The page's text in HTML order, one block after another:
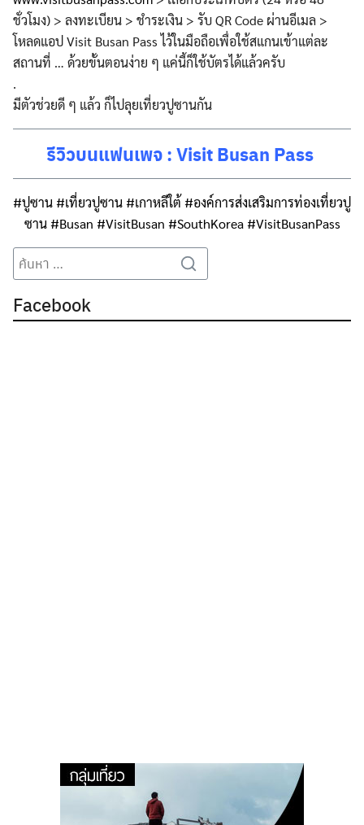
Search
for: Search
ชั่วโมง) > ลงทะเบียน > ชำระเงิน > รับ QR Code ผ่านอีเมล >
โหลดแอป Visit Busan Pass ไว้ในมือถือเพื่อใช้สแกนเข้าแต่ละ
สถานที่ … ด้วยขั้นตอนง่าย ๆ แค่นี้ก็ใช้บัตรได้แล้วครับ
.
มีตัวช่วยดี ๆ แล้ว ก็ไปลุยเที่ยวปูซานกัน
รีวิวบนแฟนเพจ : Visit Busan Pass
#ปูซาน#เที่ยวปูซาน#เกาหลีใต้#องค์การส่งเสริมการท่องเที่ยวปู
ซาน #Busan #VisitBusan #SouthKorea #VisitBusanPass
Search
for:
Search
Facebook